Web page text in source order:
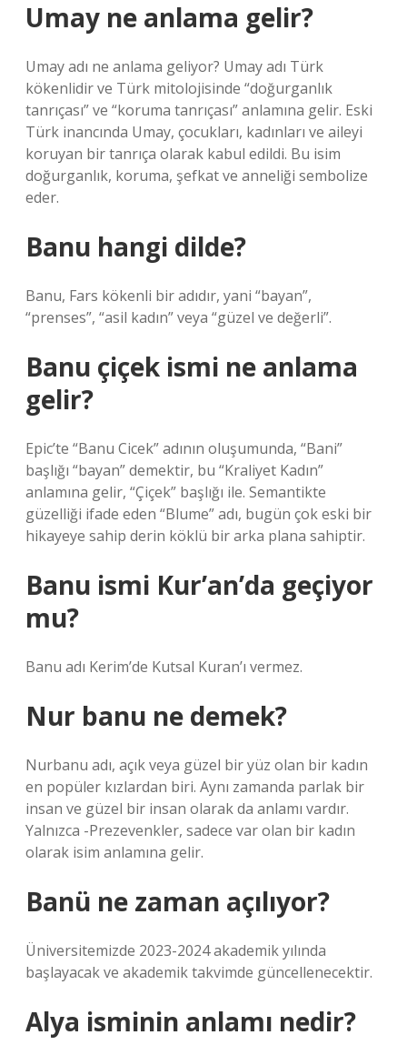
Umay ne anlama gelir?
Umay adı ne anlama geliyor? Umay adı Türk
kökenlidir ve Türk mitolojisinde “doğurganlık
tanrıçası” ve “koruma tanrıçası” anlamına gelir. Eski
Türk inancında Umay, çocukları, kadınları ve aileyi
koruyan bir tanrıça olarak kabul edildi. Bu isim
doğurganlık, koruma, şefkat ve anneliği sembolize
eder.
Banu hangi dilde?
Banu, Fars kökenli bir adıdır, yani “bayan”,
“prenses”, “asil kadın” veya “güzel ve değerli”.
Banu çiçek ismi ne anlama
gelir?
Epic’te “Banu Cicek” adının oluşumunda, “Bani”
başlığı “bayan” demektir, bu “Kraliyet Kadın”
anlamına gelir, “Çiçek” başlığı ile. Semantikte
güzelliği ifade eden “Blume” adı, bugün çok eski bir
hikayeye sahip derin köklü bir arka plana sahiptir.
Banu ismi Kur’an’da geçiyor
mu?
Banu adı Kerim’de Kutsal Kuran’ı vermez.
Nur banu ne demek?
Nurbanu adı, açık veya güzel bir yüz olan bir kadın
en popüler kızlardan biri. Aynı zamanda parlak bir
insan ve güzel bir insan olarak da anlamı vardır.
Yalnızca -Prezevenkler, sadece var olan bir kadın
olarak isim anlamına gelir.
Banü ne zaman açılıyor?
Üniversitemizde 2023-2024 akademik yılında
başlayacak ve akademik takvimde güncellenecektir.
Alya isminin anlamı nedir?